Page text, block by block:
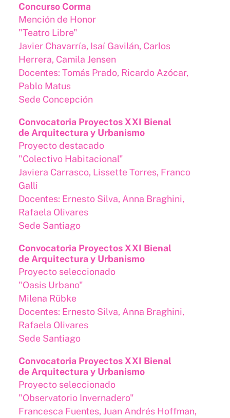
Concurso Corma
Mención de Honor
"Teatro Libre"
Javier Chavarría, Isaí Gavilán, Carlos
Herrera, Camila Jensen
Docentes: Tomás Prado, Ricardo Azócar,
Pablo Matus
Sede Concepción
Convocatoria Proyectos XXI Bienal
de Arquitectura y Urbanismo
Proyecto destacado
"Colectivo Habitacional"
Javiera Carrasco, Lissette Torres, Franco
Galli
Docentes: Ernesto Silva, Anna Braghini,
Rafaela Olivares
Sede Santiago
Convocatoria Proyectos XXI Bienal
de Arquitectura y Urbanismo
Proyecto seleccionado
"Oasis Urbano"
Milena Rübke
Docentes: Ernesto Silva, Anna Braghini,
Rafaela Olivares
Sede Santiago
Convocatoria Proyectos XXI Bienal
de Arquitectura y Urbanismo
Proyecto seleccionado
"Observatorio Invernadero"
Francesca Fuentes, Juan Andrés Hoffman,